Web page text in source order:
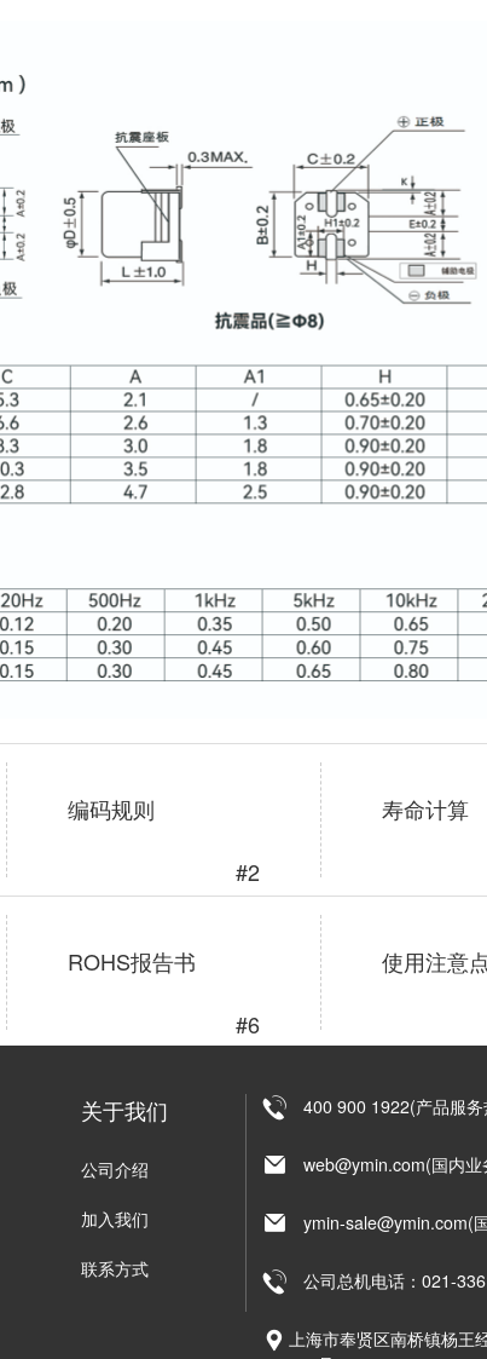
编码规则
#2
寿命计算
ROHS报告书
#6
使用注意点
关于我们
公司介绍
加入我们
联系方式
400 900 1922(产品服务
web@ymin.com(国内业
ymin-sale@ymin.com(
公司总机电话：021-
上海市奉贤区南桥镇杨王